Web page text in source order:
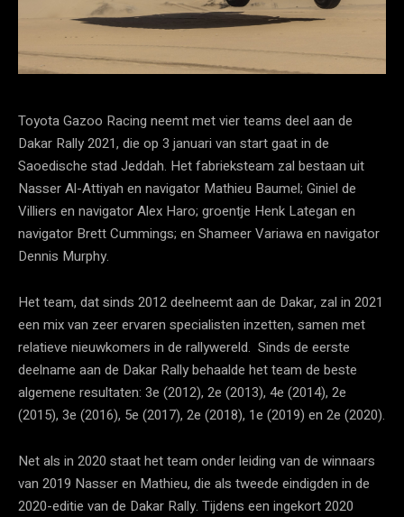
Toyota Gazoo Racing neemt met vier teams deel aan de
Dakar Rally 2021, die op 3 januari van start gaat in de
Saoedische stad Jeddah. Het fabrieksteam zal bestaan ​​uit
Nasser Al-Attiyah en navigator Mathieu Baumel; Giniel de
Villiers en navigator Alex Haro; groentje Henk Lategan en
navigator Brett Cummings; en Shameer Variawa en navigator
Dennis Murphy.
Het team, dat sinds 2012 deelneemt aan de Dakar, zal in 2021
een mix van zeer ervaren specialisten inzetten, samen met
relatieve nieuwkomers in de rallywereld. Sinds de eerste
deelname aan de Dakar Rally behaalde het team de beste
algemene resultaten: 3e (2012), 2e (2013), 4e (2014), 2e
(2015), 3e (2016), 5e (2017), 2e (2018), 1e (2019) en 2e (2020).
Net als in 2020 staat het team onder leiding van de winnaars
van 2019 Nasser en Mathieu, die als tweede eindigden in de
2020-editie van de Dakar Rally. Tijdens een ingekort 2020